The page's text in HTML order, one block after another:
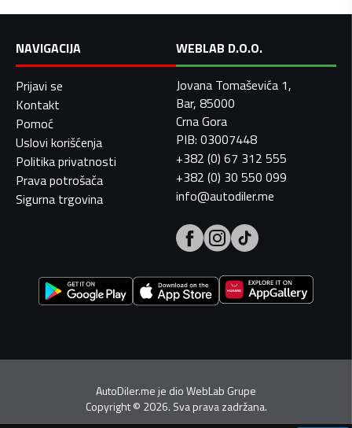
NAVIGACIJA
Prijavi se
Kontakt
Pomoć
Uslovi korišćenja
Politika privatnosti
Prava potrošača
Sigurna trgovina
WEBLAB D.O.O.
Jovana Tomaševića 1,
Bar, 85000
Crna Gora
PIB: 03007448
+382 (0) 67 312 555
+382 (0) 30 550 099
info@autodiler.me
AutoDiler.me je dioWebLab Grupe
Copyright© 2026. Sva prava zadržana.